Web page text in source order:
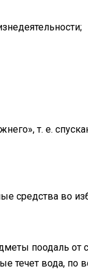
т. е.
средства во
поодаль
течет вода,